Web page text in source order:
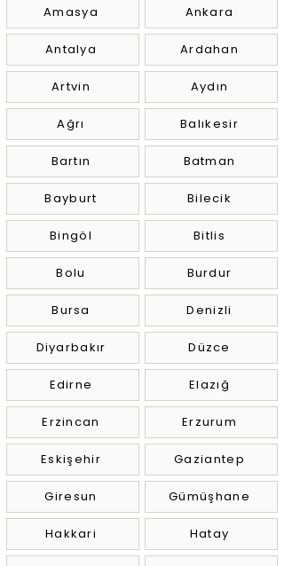
Amasya
Antalya
Artvin
Ağrı
Bartın
Bayburt
Bingöl
Bolu
Bursa
Diyarbakır
Edirne
Erzincan
Eskişehir
Giresun
Hakkari
Ankara
Ardahan
Aydın
Balıkesir
Batman
Bilecik
Bitlis
Burdur
Denizli
Düzce
Elazığ
Erzurum
Gaziantep
Gümüşhane
Hatay